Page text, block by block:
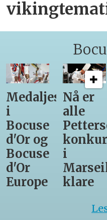
Medaljestatistikk
i
Bocuse
d'Or og
Bocuse
d'Or
Europe
Nå er
alle
i
klare